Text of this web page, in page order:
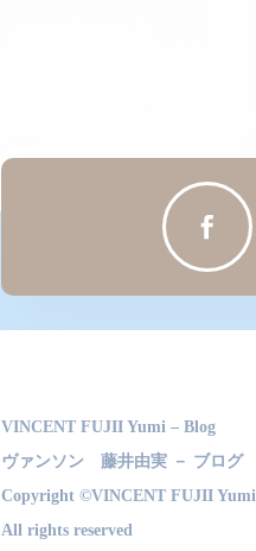

VINCENT FUJII Yumi – Blog
ヴァンソン 藤井由実 － ブログ
Copyright ©VINCENT FUJII Yumi
All rights reserved